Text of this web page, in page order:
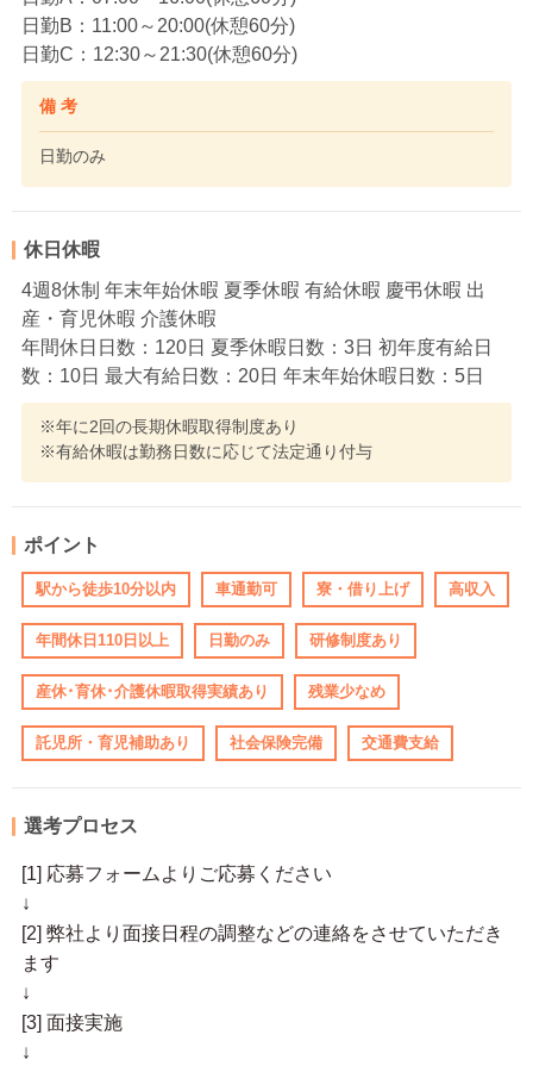
日勤B：11:00～20:00(休憩60分)
日勤C：12:30～21:30(休憩60分)
備 考
日勤のみ
休日休暇
4週8休制 年末年始休暇 夏季休暇 有給休暇 慶弔休暇 出
産・育児休暇 介護休暇
年間休日日数：120日 夏季休暇日数：3日 初年度有給日
数：10日 最大有給日数：20日 年末年始休暇日数：5日
※年に2回の長期休暇取得制度あり
※有給休暇は勤務日数に応じて法定通り付与
ポイント
駅から徒歩10分以内 車通勤可 寮・借り上げ 高収入
年間休日110日以上 日勤のみ 研修制度あり
産休･育休･介護休暇取得実績あり 残業少なめ
託児所・育児補助あり 社会保険完備 交通費支給
選考プロセス
[1] 応募フォームよりご応募ください
↓
[2] 弊社より面接日程の調整などの連絡をさせていただき
ます
↓
[3] 面接実施
↓